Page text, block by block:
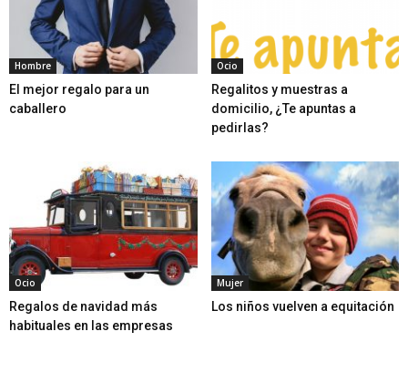
Hombre
El mejor regalo para un
caballero
Ocio
Regalitos y muestras a
domicilio, ¿Te apuntas a
pedirlas?
Ocio
Regalos de navidad más
habituales en las empresas
Mujer
Los niños vuelven a equitación